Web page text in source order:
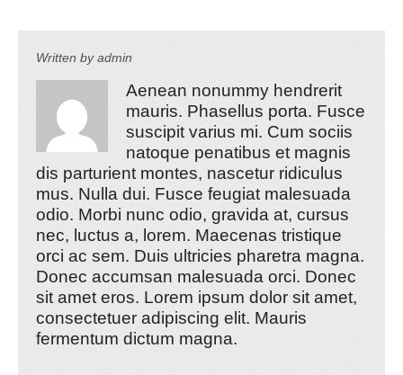
Written byadmin
Aenean nonummy hendrerit
mauris. Phasellus porta. Fusce
suscipit varius mi. Cum sociis
natoque penatibus et magnis
dis parturient montes, nascetur ridiculus
mus. Nulla dui. Fusce feugiat malesuada
odio. Morbi nunc odio, gravida at, cursus
nec, luctus a, lorem. Maecenas tristique
orci ac sem. Duis ultricies pharetra magna.
Donec accumsan malesuada orci. Donec
sit amet eros. Lorem ipsum dolor sit amet,
consectetuer adipiscing elit. Mauris
fermentum dictum magna.